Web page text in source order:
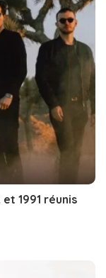
1991 réunis